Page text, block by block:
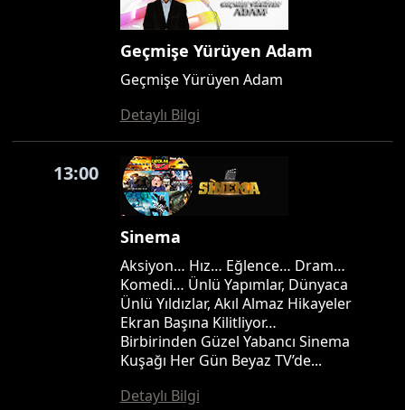
Geçmişe Yürüyen Adam
Geçmişe Yürüyen Adam
Detaylı Bilgi
13:00
Sinema
Aksiyon… Hız… Eğlence… Dram…
Komedi… Ünlü Yapımlar, Dünyaca
Ünlü Yıldızlar, Akıl Almaz Hikayeler
Ekran Başına Kilitliyor…
Birbirinden Güzel Yabancı Sinema
Kuşağı Her Gün Beyaz TV’de...
Detaylı Bilgi